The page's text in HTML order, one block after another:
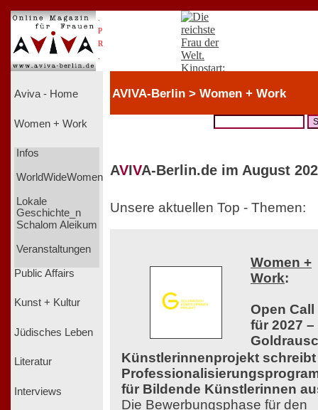
P
R
Aviva - Home
Women + Work
Infos
WorldWideWomen
Lokale
Geschichte_n
Schalom Aleikum
Veranstaltungen
Public Affairs
Kunst + Kultur
Jüdisches Leben
Literatur
Interviews
AVIVA-Berlin > Women + Work
AVIVA-Berlin.de im August
Unsere aktuellen Top - Themen:
Women +
Work:
Open Call
für 2027 –
Künstlerinnenprojekt schreibt
für Bildende Künstlerinnen
Die Bewerbungsphase für den